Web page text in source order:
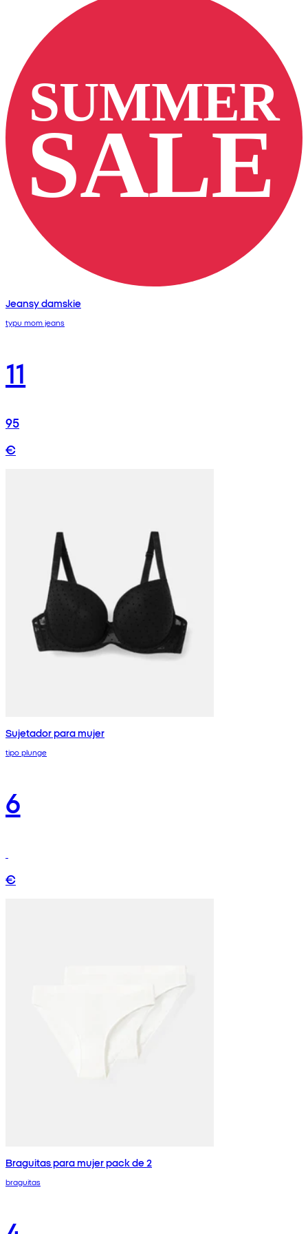
Jeansy damskie
typu mom jeans
11
95
€
Sujetador para mujer
tipo plunge
6
€
Braguitas para mujer pack de 2
braguitas